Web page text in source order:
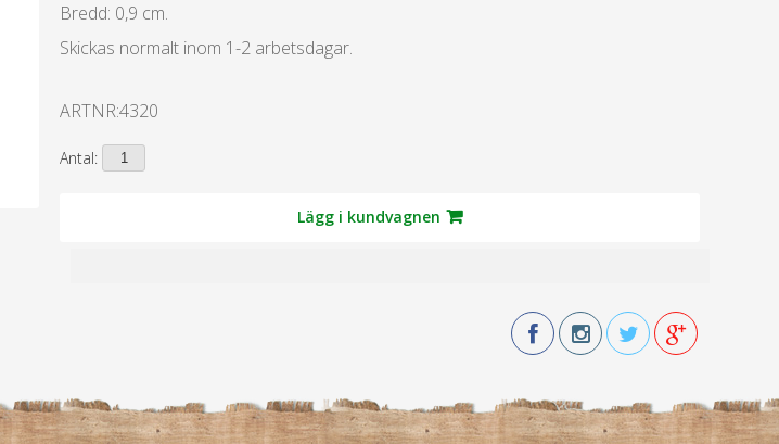
Bredd: 0,9 cm.
Skickas normalt inom 1-2 arbetsdagar.
ARTNR:4320
Antal:
Lägg i kundvagnen